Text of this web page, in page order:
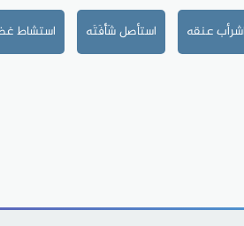
اشرأب عنقه استأصل شَأْفَتَه استشاط